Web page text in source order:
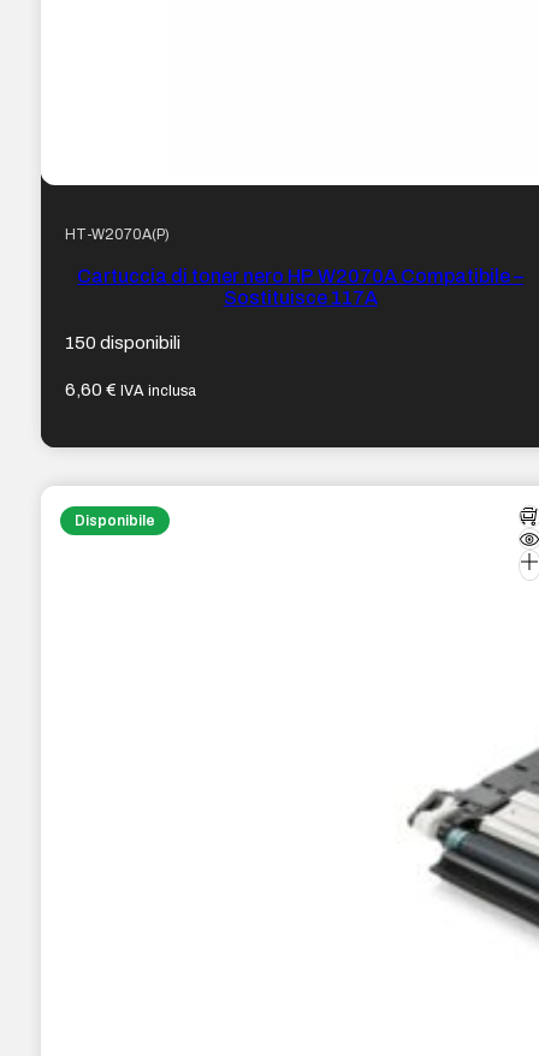
HT-W2070A(P)
Cartuccia di toner nero HP W2070A Compatibile –
Sostituisce 117A
150 disponibili
6,60€ IVA inclusa
Disponibile